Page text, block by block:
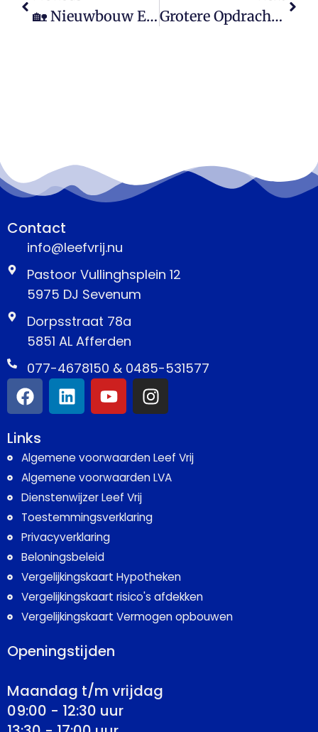
🏡 Nieuwbouw En Jonge Starters: Jouw Kans Op Een Eigen Woning Grotere Opdrachten Binnenhalen Als Zzp’er? Samenwerken In Een Coöperatie Biedt Kansen
Contact
info@leefvrij.nu
Pastoor Vullinghsplein 12
5975 DJ Sevenum
Dorpsstraat 78a
5851 AL Afferden
077-4678150 & 0485-531577
Links
Algemene voorwaarden Leef Vrij
Algemene voorwaarden LVA
Dienstenwijzer Leef Vrij
Toestemmingsverklaring
Privacyverklaring
Beloningsbeleid
Vergelijkingskaart Hypotheken
Vergelijkingskaart risico's afdekken
Vergelijkingskaart Vermogen opbouwen
Openingstijden
Maandag t/m vrijdag
09:00 - 12:30 uur